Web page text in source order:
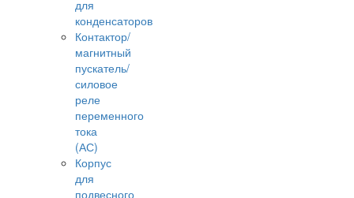
для
конденсаторов
Контактор/
магнитный
пускатель/
силовое
реле
переменного
тока
(АС)
Корпус
для
подвесного